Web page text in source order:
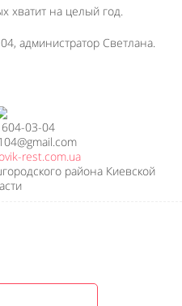
хватит на целый год.
администратор Светлана.
604-03-04
rest.com.ua
района Киевской